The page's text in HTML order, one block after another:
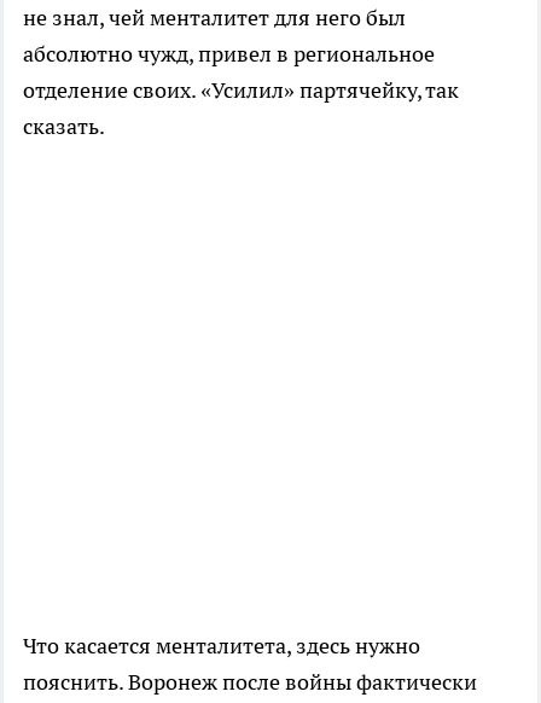
не знал, чей менталитет для него был
абсолютно чужд, привел в региональное
отделение своих. «Усилил» партячейку, так
сказать.
Что касается менталитета, здесь нужно
пояснить. Воронеж после войны фактически